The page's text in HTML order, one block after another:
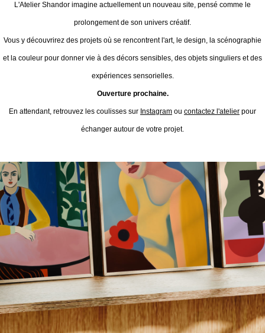
L'Atelier Shandor imagine actuellement un nouveau site, pensé comme le
prolongement de son univers créatif.
Vous y découvrirez des projets où se rencontrent l'art, le design, la scénographie
et la couleur pour donner vie à des décors sensibles, des objets singuliers et des
expériences sensorielles.
Ouverture prochaine.
En attendant, retrouvez les coulisses sur Instagram ou contactez l'atelier pour
échanger autour de votre projet.